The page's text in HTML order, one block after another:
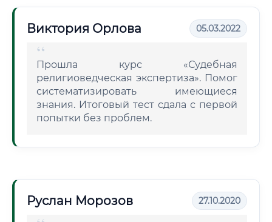
Виктория Орлова 05.03.2022
Прошла курс «Судебная
религиоведческая экспертиза». Помог
систематизировать имеющиеся
знания. Итоговый тест сдала с первой
попытки без проблем.
Руслан Морозов 27.10.2020